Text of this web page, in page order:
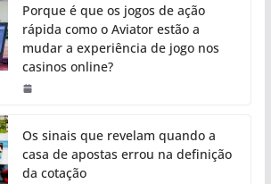
Porque é que os jogos de ação
rápida como o Aviator estão a
mudar a experiência de jogo nos
casinos online?
Os sinais que revelam quando a
casa de apostas errou na definição
da cotação